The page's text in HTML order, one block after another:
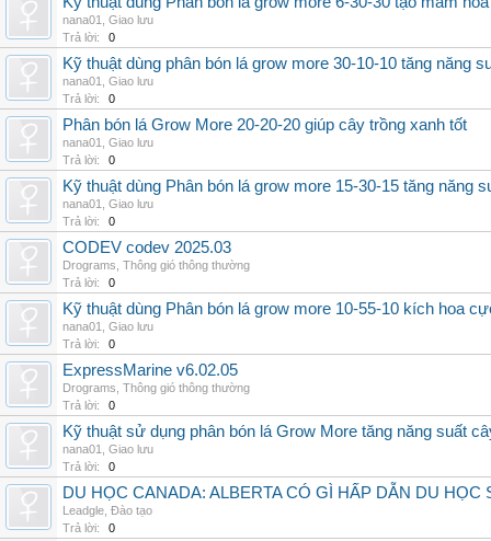
nana01
Giao lưu
Trả lời:
0
Kỹ thuật dùng phân bón lá grow more 30-10-10 tăng năng
nana01
Giao lưu
Trả lời:
0
Phân bón lá Grow More 20-20-20 giúp cây trồng xanh tốt
nana01
Giao lưu
Trả lời:
0
Kỹ thuật dùng Phân bón lá grow more 15-30-15 tăng năng
nana01
Giao lưu
Trả lời:
0
CODEV codev 2025.03
Drograms Thông gió thông thường
Trả lời:
0
Kỹ thuật dùng Phân bón lá grow more 10-55-10 kích hoa
nana01
Giao lưu
Trả lời:
0
ExpressMarine v6.02.05
Drograms Thông gió thông thường
Trả lời:
0
Kỹ thuật sử dụng phân bón lá Grow More tăng năng suất
nana01
Giao lưu
Trả lời:
0
DU HỌC CANADA: ALBERTA CÓ GÌ HẤP DẪN DU HỌC
Leadgle Đào tạo
Trả lời:
0